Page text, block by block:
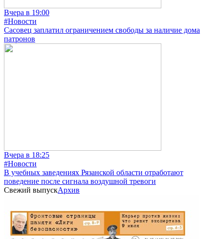
Вчера в 19:00
#Новости
Сасовец заплатил ограничением свободы за наличие дома
патронов
Вчера в 18:25
#Новости
В учебных заведениях Рязанской области отработают
поведение после сигнала воздушной тревоги
Свежий выпускАрхив